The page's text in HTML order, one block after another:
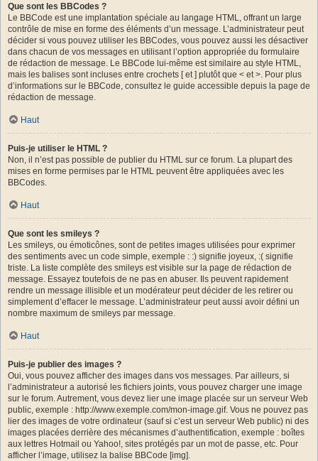
Que sont les BBCodes ?
Le BBCode est une implantation spéciale au langage HTML, offrant un large
contrôle de mise en forme des éléments d’un message. L’administrateur peut
décider si vous pouvez utiliser les BBCodes, vous pouvez aussi les désactiver
dans chacun de vos messages en utilisant l’option appropriée du formulaire
de rédaction de message. Le BBCode lui-même est similaire au style HTML,
mais les balises sont incluses entre crochets [ et ] plutôt que < et >. Pour plus
d’informations sur le BBCode, consultez le guide accessible depuis la page de
rédaction de message.
Haut
Puis-je utiliser le HTML ?
Non, il n’est pas possible de publier du HTML sur ce forum. La plupart des
mises en forme permises par le HTML peuvent être appliquées avec les
BBCodes.
Haut
Que sont les smileys ?
Les smileys, ou émoticônes, sont de petites images utilisées pour exprimer
des sentiments avec un code simple, exemple : :) signifie joyeux, :( signifie
triste. La liste complète des smileys est visible sur la page de rédaction de
message. Essayez toutefois de ne pas en abuser. Ils peuvent rapidement
rendre un message illisible et un modérateur peut décider de les retirer ou
simplement d’effacer le message. L’administrateur peut aussi avoir défini un
nombre maximum de smileys par message.
Haut
Puis-je publier des images ?
Oui, vous pouvez afficher des images dans vos messages. Par ailleurs, si
l’administrateur a autorisé les fichiers joints, vous pouvez charger une image
sur le forum. Autrement, vous devez lier une image placée sur un serveur Web
public, exemple : http://www.exemple.com/mon-image.gif. Vous ne pouvez pas
lier des images de votre ordinateur (sauf si c’est un serveur Web public) ni des
images placées derrière des mécanismes d’authentification, exemple : boîtes
aux lettres Hotmail ou Yahoo!, sites protégés par un mot de passe, etc. Pour
afficher l’image, utilisez la balise BBCode [img].